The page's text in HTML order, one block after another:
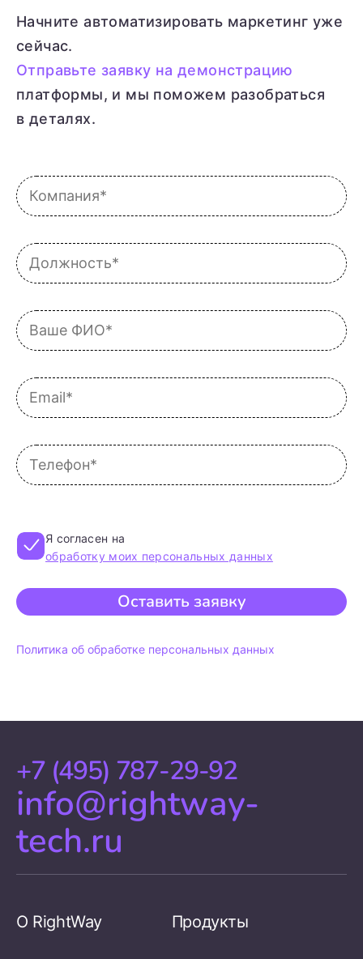
Начните автоматизировать маркетинг уже
сейчас.
Отправьте заявку на демонстрацию
платформы, и мы поможем разобраться
в деталях.
Я согласен на
обработку моих персональных данных
Оставить заявку
Политика об обработке персональных данных
+7 (495) 787-29-92
info@rightway-
tech.ru
О RightWay Продукты